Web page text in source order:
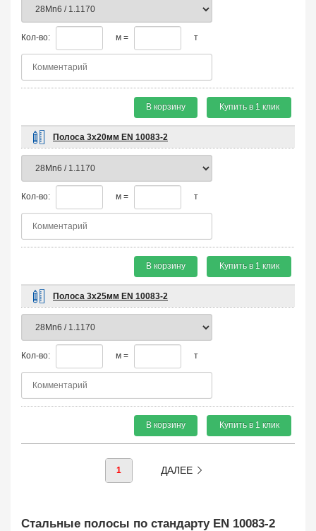
Кол-во: м = т
В корзину Купить в 1 клик
Полоса 3х20мм EN 10083-2
Кол-во: м = т
В корзину Купить в 1 клик
Полоса 3х25мм EN 10083-2
Кол-во: м = т
В корзину Купить в 1 клик
1 ДАЛЕЕ
Стальные полосы по стандарту EN 10083-2